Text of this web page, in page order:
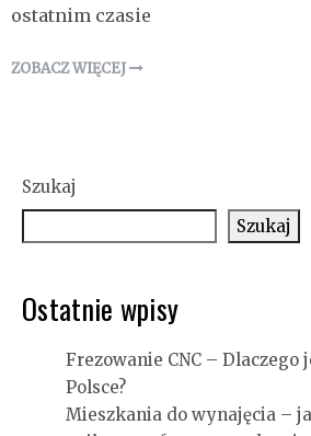
ostatnim czasie
ZOBACZ WIĘCEJ
Szukaj
Szukaj
Ostatnie wpisy
Frezowanie CNC – Dlaczego
Polsce?
Mieszkania do wynajęcia –